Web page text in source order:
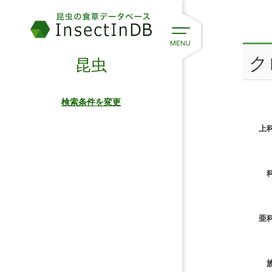
上
亜
昆虫
検索条件を変更